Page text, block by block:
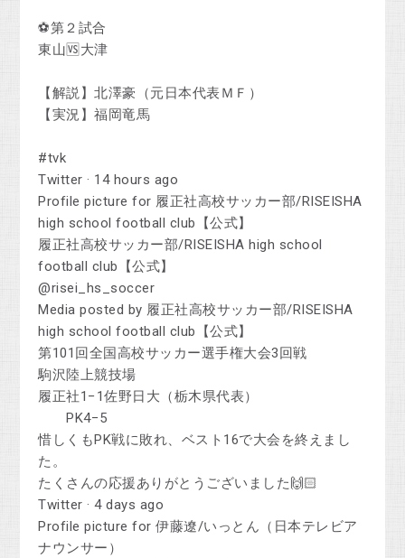
⚽第２試合
東山🆚大津
【解説】北澤豪（元日本代表ＭＦ）
【実況】福岡竜馬
#tvk
Twitter · 14 hours ago
Profile picture for 履正社高校サッカー部/RISEISHA
high school football club【公式】
履正社高校サッカー部/RISEISHA high school
football club【公式】
@risei_hs_soccer
Media posted by 履正社高校サッカー部/RISEISHA
high school football club【公式】
第101回全国高校サッカー選手権大会3回戦
駒沢陸上競技場
履正社1−1佐野日大（栃木県代表）
PK4−5
惜しくもPK戦に敗れ、ベスト16で大会を終えまし
た。
たくさんの応援ありがとうございました🙌🏻
Twitter · 4 days ago
Profile picture for 伊藤遼/いっとん（日本テレビア
ナウンサー）